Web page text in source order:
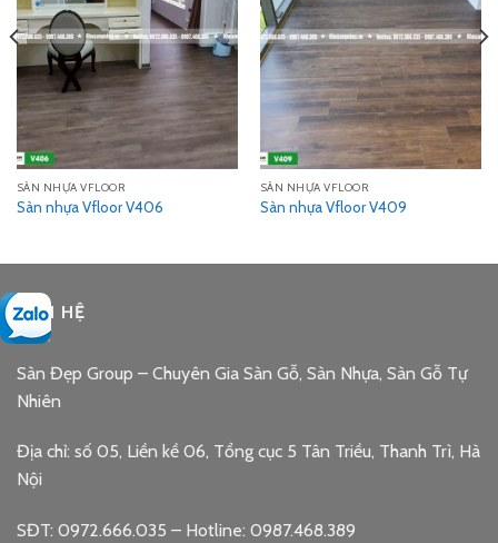
SÀN NHỰA VFLOOR
Sàn nhựa Vfloor V406
SÀN NHỰA VFLOOR
Sàn nhựa Vfloor V409
LIÊN HỆ
Sàn Đẹp Group – Chuyên Gia Sàn Gỗ, Sàn Nhựa, Sàn Gỗ Tự
Nhiên
Địa chỉ: số 05, Liền kề 06, Tổng cục 5 Tân Triều, Thanh Trì, Hà
Nội
SĐT: 0972.666.035 – Hotline: 0987.468.389